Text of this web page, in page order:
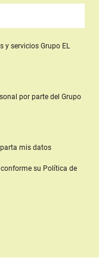
y serviciosGrupo EL
por parte del Grupo
mis datos
conforme su Política de